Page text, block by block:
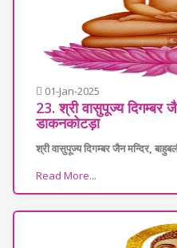
01-Jan-2025
23. श्री वासुपूज्य दिगम्बर
डाकनकोटड़ा
श्री वासुपूज्य दिगम्बर जैन मन्दिर,
Read More...